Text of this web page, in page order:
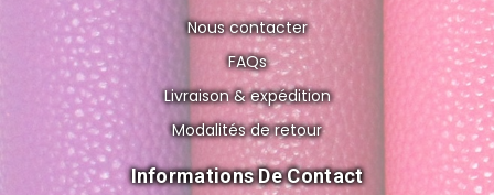
Nous contacter
FAQs
Livraison & expédition
Modalités de retour
Informations De Contact